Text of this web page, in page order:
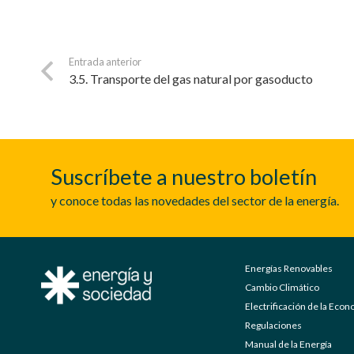
Entrada anterior
3.5. Transporte del gas natural por gasoducto
Suscríbete a nuestro boletín
y conoce todas las novedades del sector de la energía.
Energías Renovables
Cambio Climático
Electrificación de la
Regulaciones
Manual de la Energía